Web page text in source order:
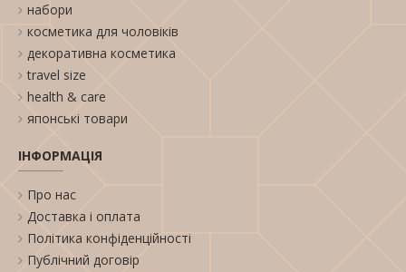
набори
косметика для чоловіків
декоративна косметика
travel size
health & care
японські товари
ІНФОРМАЦІЯ
Про нас
Доставка і оплата
Політика конфіденційності
Публічний договір